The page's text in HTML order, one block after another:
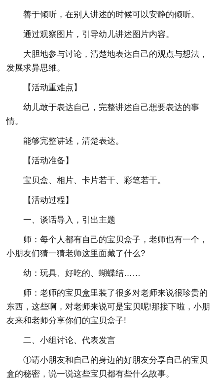
善于倾听，在别人讲述的时候可以安静的倾听。
通过观察图片，引导幼儿讲述图片内容。
大胆地参与讨论，清楚地表达自己的观点与想法，
发展求异思维。
【活动重难点】
幼儿敢于表达自己，完整讲述自己想要表达的事
情。
能够完整讲述，清楚表达。
【活动准备】
宝贝盒、相片、卡片若干、彩笔若干。
【活动过程】
一、谈话导入，引出主题
师：每个人都有自己的宝贝盒子，老师也有一个，
小朋友们猜一猜老师这里面藏了什么?
幼：玩具、好吃的、蝴蝶结……
师：老师的宝贝盒里装了很多对老师来说很珍贵的
东西，这些啊，对老师来说可是宝贝呢!那接下啦，小朋
友来和老师分享你们的宝贝盒子!
二、小组讨论、代表发言
①请小朋友和自己的身边的好朋友分享自己的宝贝
盒的秘密，说一说这些宝贝都有些什么故事。